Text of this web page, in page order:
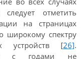
отметить
на страницах
широкому спектру
устройств [26].
с годами не